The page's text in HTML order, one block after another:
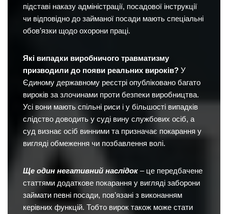
підставі наказу адміністрації, посадової інструкції
чи відповідно до займаної посади мають спеціальні
обов’язки щодо охорони праці.
Які випадки виробничого травматизму
призводили до появи реальних вироків? У
Єдиному державному реєстрі опубліковано багато
вироків за злочинами проти безпеки виробництва.
Усі вони мають спільні риси і у більшості випадків
слідство доводить у суді вину службових осіб, а
суд визнає осіб винними та призначає покарання у
вигляді обмеження чи позбавлення волі.
Ще один негативний наслідок – це передбачене
статтями додаткове покарання у вигляді заборони
займати певні посади, пов’язані з виконанням
керівних функцій. Тобто вирок також може стати